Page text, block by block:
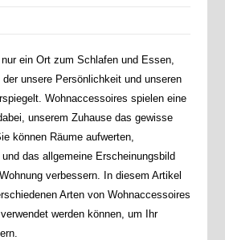
ein Ort zum Schlafen und Essen,
unsere Persönlichkeit und unseren
Wohnaccessoires spielen eine
unserem Zuhause das gewisse
können Räume aufwerten,
das allgemeine Erscheinungsbild
verbessern. In diesem Artikel
Arten von Wohnaccessoires
werden können, um Ihr